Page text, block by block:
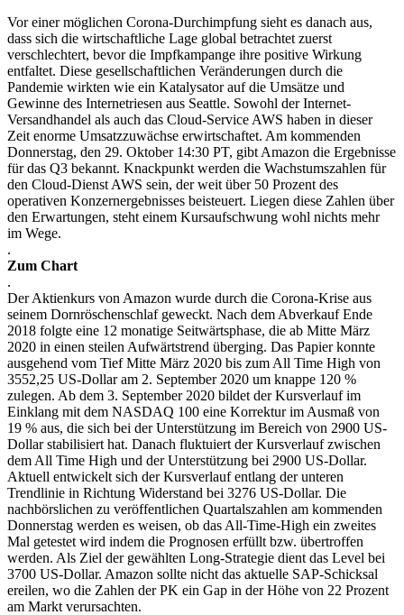
Vor einer möglichen Corona-Durchimpfung sieht es danach aus,
dass sich die wirtschaftliche Lage global betrachtet zuerst
verschlechtert, bevor die Impfkampange ihre positive Wirkung
entfaltet. Diese gesellschaftlichen Veränderungen durch die
Pandemie wirkten wie ein Katalysator auf die Umsätze und
Gewinne des Internetriesen aus Seattle. Sowohl der Internet-
Versandhandel als auch das Cloud-Service AWS haben in dieser
Zeit enorme Umsatzzuwächse erwirtschaftet. Am kommenden
Donnerstag, den 29. Oktober 14:30 PT, gibt Amazon die Ergebnisse
für das Q3 bekannt. Knackpunkt werden die Wachstumszahlen für
den Cloud-Dienst AWS sein, der weit über 50 Prozent des
operativen Konzernergebnisses beisteuert. Liegen diese Zahlen über
den Erwartungen, steht einem Kursaufschwung wohl nichts mehr
im Wege.
.
Zum Chart
.
Der Aktienkurs von Amazon wurde durch die Corona-Krise aus
seinem Dornröschenschlaf geweckt. Nach dem Abverkauf Ende
2018 folgte eine 12 monatige Seitwärtsphase, die ab Mitte März
2020 in einen steilen Aufwärtstrend überging. Das Papier konnte
ausgehend vom Tief Mitte März 2020 bis zum All Time High von
3552,25 US-Dollar am 2. September 2020 um knappe 120 %
zulegen. Ab dem 3. September 2020 bildet der Kursverlauf im
Einklang mit dem NASDAQ 100 eine Korrektur im Ausmaß von
19 % aus, die sich bei der Unterstützung im Bereich von 2900 US-
Dollar stabilisiert hat. Danach fluktuiert der Kursverlauf zwischen
dem All Time High und der Unterstützung bei 2900 US-Dollar.
Aktuell entwickelt sich der Kursverlauf entlang der unteren
Trendlinie in Richtung Widerstand bei 3276 US-Dollar. Die
nachbörslichen zu veröffentlichen Quartalszahlen am kommenden
Donnerstag werden es weisen, ob das All-Time-High ein zweites
Mal getestet wird indem die Prognosen erfüllt bzw. übertroffen
werden. Als Ziel der gewählten Long-Strategie dient das Level bei
3700 US-Dollar. Amazon sollte nicht das aktuelle SAP-Schicksal
ereilen, wo die Zahlen der PK ein Gap in der Höhe von 22 Prozent
am Markt verursachten.